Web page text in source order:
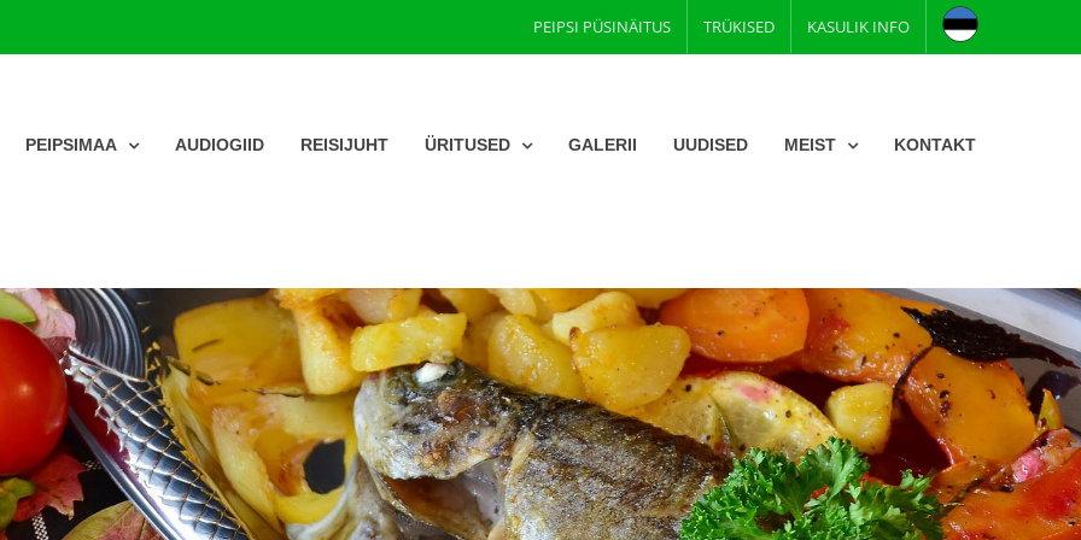
PEIPSI PÜSINÄITUS TRÜKISED KASULIK INFO
PEIPSIMAA AUDIOGIID REISIJUHT ÜRITUSED GALERII UUDISED MEIST KONTAKT